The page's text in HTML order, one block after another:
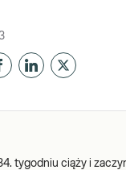
tygodniu ciąży i